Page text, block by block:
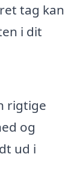
tag kan
i dit
rigtige
og
ud i